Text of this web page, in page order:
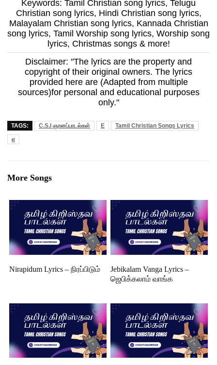
Keywords: Tamil Christian song lyrics, Telugu
Christian song lyrics, Hindi Christian song lyrics,
Malayalam Christian song lyrics, Kannada Christian
song lyrics, Tamil Worship song lyrics, Worship song
lyrics, Christmas songs & more!
Disclaimer: "The lyrics are the property and
copyright of their original owners. The lyrics
provided here are (Adapted from multiple
sources)for personal and educational purposes
only."
TAGS: C.S.I ஞானப்பாடல்கள் E
Tamil Christian Songs Lyrics
எ
More Songs
Nirapidum Lyrics – நிரப்பிடும்
Jebikalam Vanga Lyrics –
ஜெபிக்கலாம் வாங்க